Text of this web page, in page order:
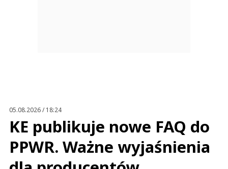
05.08.2026 / 18:24
KE publikuje nowe FAQ do
PPWR. Ważne wyjaśnienia